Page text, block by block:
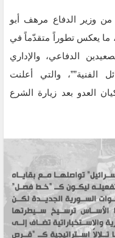
وزير الدفاع مرهف أبو
ما يعكس تطوراً متقدّماً في
الدفاعي، والإداري
الفنية””، والتي أعلنت
العدو بعد زيارة الشرع